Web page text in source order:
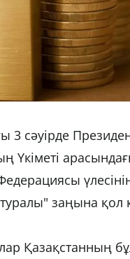
сәуірде
Үкіметі
туралы" заңына қол
Қазақстанның